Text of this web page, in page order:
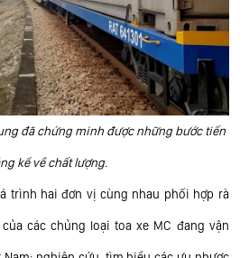
đã chứng minh được những bước tiến
kể về chất lượng.
trình hai đơn vị cùng nhau phối hợp rà
các chủng loại toa xe MC đang vận